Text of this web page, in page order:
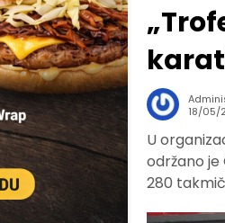
18/05/
U
održano je
280